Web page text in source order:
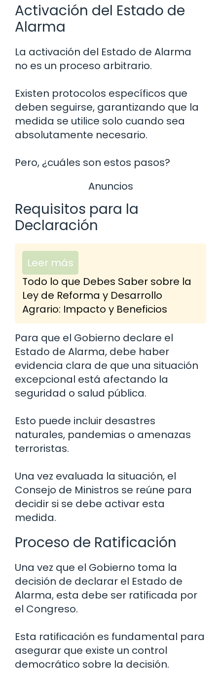
Activación del Estado de
Alarma
La activación del Estado de Alarma
no es un proceso arbitrario.
Existen protocolos específicos que
deben seguirse, garantizando que la
medida se utilice solo cuando sea
absolutamente necesario.
Pero, ¿cuáles son estos pasos?
Anuncios
Requisitos para la
Declaración
Leer más
Todo lo que Debes Saber sobre la
Ley de Reforma y Desarrollo
Agrario: Impacto y Beneficios
Para que el Gobierno declare el
Estado de Alarma, debe haber
evidencia clara de que una situación
excepcional está afectando la
seguridad o salud pública.
Esto puede incluir desastres
naturales, pandemias o amenazas
terroristas.
Una vez evaluada la situación, el
Consejo de Ministros se reúne para
decidir si se debe activar esta
medida.
Proceso de Ratificación
Una vez que el Gobierno toma la
decisión de declarar el Estado de
Alarma, esta debe ser ratificada por
el Congreso.
Esta ratificación es fundamental para
asegurar que existe un control
democrático sobre la decisión.